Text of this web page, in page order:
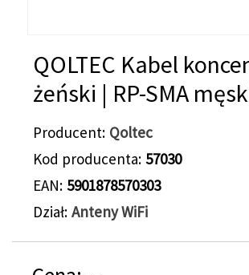
QOLTEC Kabel
żeński | RP-SMA
Producent Qoltec
Kod producenta 57030
EAN 5901878570303
Dział Anteny WiFi